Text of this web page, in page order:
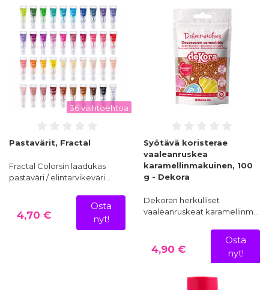
36 vaihtoehtoa
Pastavärit, Fractal
Fractal Colorsin laadukas
pastaväri / elintarvikeväri…
4,70 €
Osta
nyt!
Syötävä koristerae
vaaleanruskea
karamellinmakuinen, 100
g - Dekora
Dekoran herkulliset
vaaleanruskeat karamellinm…
4,90 €
Osta
nyt!